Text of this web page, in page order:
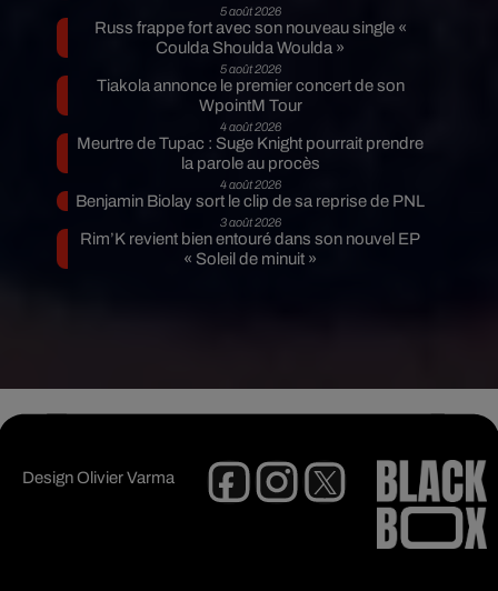
5 août 2026
Russ frappe fort avec son nouveau single «
Coulda Shoulda Woulda »
5 août 2026
Tiakola annonce le premier concert de son
WpointM Tour
4 août 2026
Meurtre de Tupac : Suge Knight pourrait prendre
la parole au procès
4 août 2026
Benjamin Biolay sort le clip de sa reprise de PNL
3 août 2026
Rim’K revient bien entouré dans son nouvel EP
« Soleil de minuit »
DesignOlivier Varma